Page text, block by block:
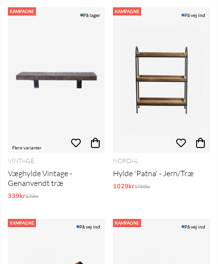
KAMPAGNE
Flere varianter
På lager
VINTAGE
Væghylde Vintage -
Genanvendt træ
339krNormalpris:
379kr
KAMPAGNE
På vej ind
NORDAL
Hylde 'Patna' - Jern/Træ
1029krNormalpris:
1769kr
KAMPAGNE
På vej ind
KAMPAGNE
På vej ind